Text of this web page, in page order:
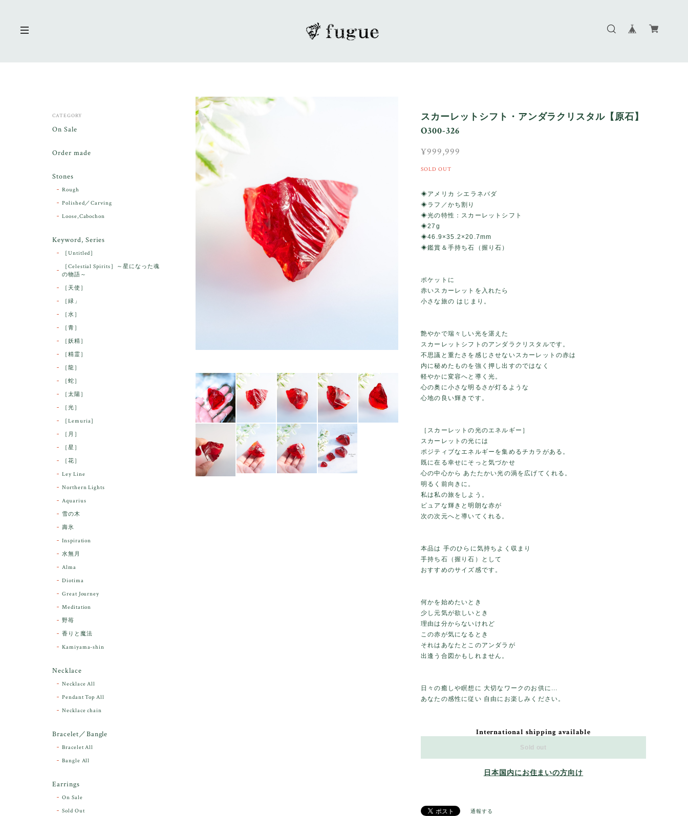
スカーレットシフト・アンダラクリスタル【原石】
O300-326
¥999,999
SOLD OUT
◈アメリカ シエラネバダ
◈ラフ／かち割り
◈光の特性：スカーレットシフト
◈27g
◈46.9×35.2×20.7mm
◈鑑賞＆手持ち石（握り石）
ポケットに
赤いスカーレットを入れたら
小さな旅の はじまり。
艶やかで瑞々しい光を湛えた
スカーレットシフトのアンダラクリスタルです。
不思議と重たさを感じさせないスカーレットの赤は
内に秘めたものを強く押し出すのではなく
軽やかに変容へと導く光。
心の奥に小さな明るさが灯るような
心地の良い輝きです。
［スカーレットの光のエネルギー］
スカーレットの光には
ポジティブなエネルギーを集めるチカラがある。
既に在る幸せにそっと気づかせ
心の中心から あたたかい光の渦を広げてくれる。
明るく前向きに。
私は私の旅をしよう。
ピュアな輝きと明朗な赤が
次の次元へと導いてくれる。
本品は 手のひらに気持ちよく収まり
手持ち石（握り石）として
おすすめのサイズ感です。
何かを始めたいとき
少し元気が欲しいとき
理由は分からないけれど
この赤が気になるとき
それはあなたとこのアンダラが
出逢う合図かもしれません。
日々の癒しや瞑想に 大切なワークのお供に...
あなたの感性に従い 自由にお楽しみください。
International shipping available
Sold out
日本国内にお住まいの方向け
通報する
CATEGORY
On Sale
Order made
Stones
Rough
Polished／Carving
Loose,Cabochon
Keyword, Series
［Untitled］
［Celestial Spirits］～星になった魂
の物語～
［天使］
［緑」
［水］
［青］
［妖精］
［精霊］
［龍］
［蛇］
［太陽］
［光］
［Lemuria］
［月］
［星］
［花］
Ley Line
Northern Lights
Aquarius
雪の木
壽氷
Inspiration
水無月
Alma
Diotima
Great Journey
Meditation
野苺
香りと魔法
Kamiyama-shin
Necklace
Necklace All
Pendant Top All
Necklace chain
Bracelet／Bangle
Bracelet All
Bangle All
Earrings
On Sale
Sold Out